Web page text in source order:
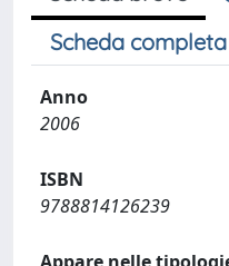
Scheda
Anno
2006
ISBN
9788814126239